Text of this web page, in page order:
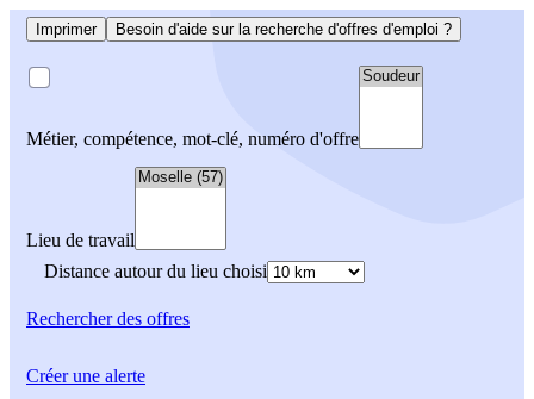
Imprimer Besoin d'aide sur la recherche d'offres d'emploi ?
Métier, compétence, mot-clé, numéro d'offre
Lieu de travail
Distance autour du lieu choisi
Rechercherdes offres
Créer une alerte